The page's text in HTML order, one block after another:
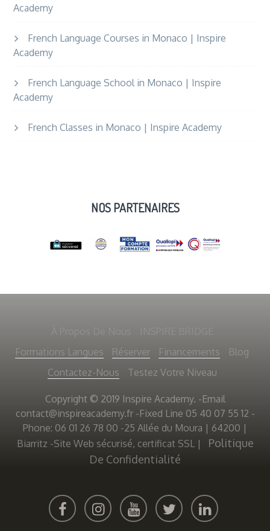
Academy
French Language Courses in Monaco | Inspire
Academy
French Language School in Monaco | Inspire
Academy
French Classes in Monaco | Inspire Academy
NOS PARTENAIRES
Formations Langues
Réserver Financements
Blog
Contactez-Nous
Testez Votre Niveau
Copyright © 2019 Inspire Academy. -Email
contact@inspireacademy.fr-Fixed Line 05 40 07 55 12 -
Phone: 06 01 26 78 00 -25 Allée du Moura | 64200 |
Biarritz -Site Web sécurisé, certificat SSL |
Politique
De Confidentialité
FACEBOOK
INSTAGRAM
YOUTUBETWITTERLINKEDIN